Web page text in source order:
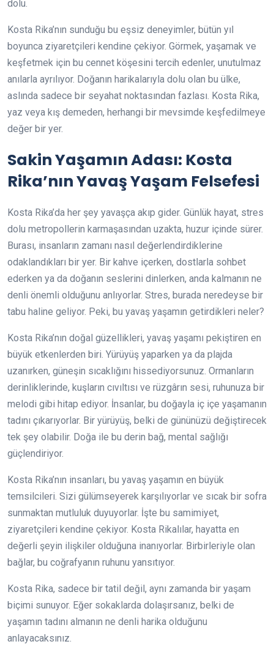
dolu.
Kosta Rika’nın sunduğu bu eşsiz deneyimler, bütün yıl
boyunca ziyaretçileri kendine çekiyor. Görmek, yaşamak ve
keşfetmek için bu cennet köşesini tercih edenler, unutulmaz
anılarla ayrılıyor. Doğanın harikalarıyla dolu olan bu ülke,
aslında sadece bir seyahat noktasından fazlası. Kosta Rika,
yaz veya kış demeden, herhangi bir mevsimde keşfedilmeye
değer bir yer.
Sakin Yaşamın Adası: Kosta
Rika’nın Yavaş Yaşam Felsefesi
Kosta Rika’da her şey yavaşça akıp gider. Günlük hayat, stres
dolu metropollerin karmaşasından uzakta, huzur içinde sürer.
Burası, insanların zamanı nasıl değerlendirdiklerine
odaklandıkları bir yer. Bir kahve içerken, dostlarla sohbet
ederken ya da doğanın seslerini dinlerken, anda kalmanın ne
denli önemli olduğunu anlıyorlar. Stres, burada neredeyse bir
tabu haline geliyor. Peki, bu yavaş yaşamın getirdikleri neler?
Kosta Rika’nın doğal güzellikleri, yavaş yaşamı pekiştiren en
büyük etkenlerden biri. Yürüyüş yaparken ya da plajda
uzanırken, güneşin sıcaklığını hissediyorsunuz. Ormanların
derinliklerinde, kuşların cıvıltısı ve rüzgârın sesi, ruhunuza bir
melodi gibi hitap ediyor. İnsanlar, bu doğayla iç içe yaşamanın
tadını çıkarıyorlar. Bir yürüyüş, belki de gününüzü değiştirecek
tek şey olabilir. Doğa ile bu derin bağ, mental sağlığı
güçlendiriyor.
Kosta Rika’nın insanları, bu yavaş yaşamın en büyük
temsilcileri. Sizi gülümseyerek karşılıyorlar ve sıcak bir sofra
sunmaktan mutluluk duyuyorlar. İşte bu samimiyet,
ziyaretçileri kendine çekiyor. Kosta Rikalılar, hayatta en
değerli şeyin ilişkiler olduğuna inanıyorlar. Birbirleriyle olan
bağlar, bu coğrafyanın ruhunu yansıtıyor.
Kosta Rika, sadece bir tatil değil, aynı zamanda bir yaşam
biçimi sunuyor. Eğer sokaklarda dolaşırsanız, belki de
yaşamın tadını almanın ne denli harika olduğunu
anlayacaksınız.